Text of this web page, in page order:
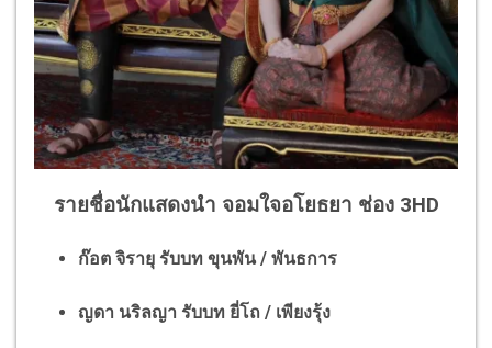
รายชื่อนักแสดงนำ จอมใจอโยธยา ช่อง 3HD
ก๊อต จิรายุ รับบท ขุนพัน / พันธการ
ญดา นริลญา รับบท ยี่โถ / เพียงรุ้ง